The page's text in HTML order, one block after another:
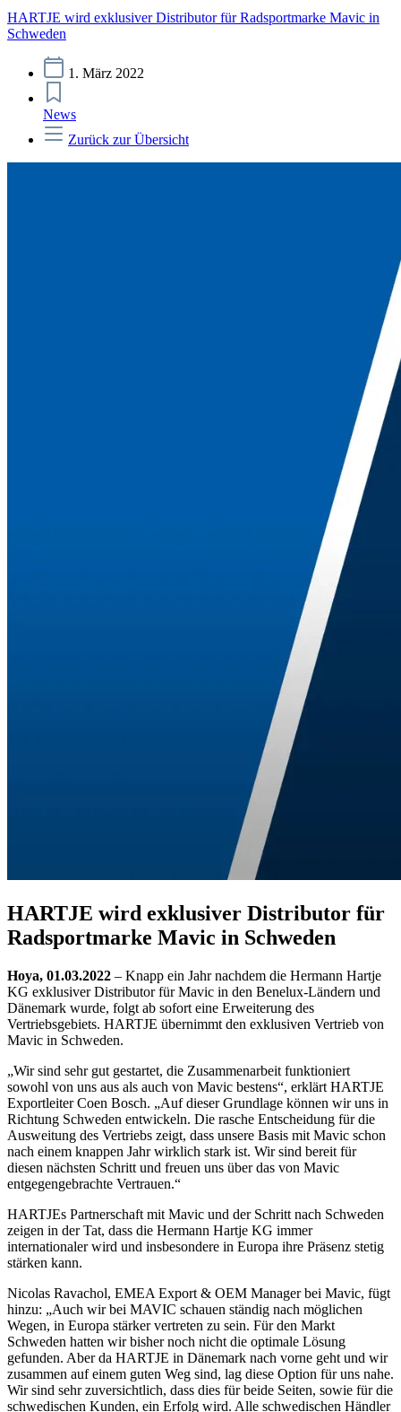
HARTJE wird exklusiver Distributor für Radsportmarke Mavic in
Schweden
1. März 2022
News
Zurück zur Übersicht
HARTJE wird exklusiver Distributor für
Radsportmarke Mavic in Schweden
Hoya, 01.03.2022 – Knapp ein Jahr nachdem die Hermann Hartje
KG exklusiver Distributor für Mavic in den Benelux-Ländern und
Dänemark wurde, folgt ab sofort eine Erweiterung des
Vertriebsgebiets. HARTJE übernimmt den exklusiven Vertrieb von
Mavic in Schweden.
„Wir sind sehr gut gestartet, die Zusammenarbeit funktioniert
sowohl von uns aus als auch von Mavic bestens“, erklärt HARTJE
Exportleiter Coen Bosch. „Auf dieser Grundlage können wir uns in
Richtung Schweden entwickeln. Die rasche Entscheidung für die
Ausweitung des Vertriebs zeigt, dass unsere Basis mit Mavic schon
nach einem knappen Jahr wirklich stark ist. Wir sind bereit für
diesen nächsten Schritt und freuen uns über das von Mavic
entgegengebrachte Vertrauen.“
HARTJEs Partnerschaft mit Mavic und der Schritt nach Schweden
zeigen in der Tat, dass die Hermann Hartje KG immer
internationaler wird und insbesondere in Europa ihre Präsenz stetig
stärken kann.
Nicolas Ravachol, EMEA Export & OEM Manager bei Mavic, fügt
hinzu: „Auch wir bei MAVIC schauen ständig nach möglichen
Wegen, in Europa stärker vertreten zu sein. Für den Markt
Schweden hatten wir bisher noch nicht die optimale Lösung
gefunden. Aber da HARTJE in Dänemark nach vorne geht und wir
zusammen auf einem guten Weg sind, lag diese Option für uns nahe.
Wir sind sehr zuversichtlich, dass dies für beide Seiten, sowie für die
schwedischen Kunden, ein Erfolg wird. Alle schwedischen Händler